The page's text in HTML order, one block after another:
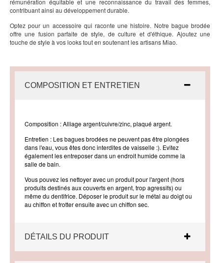
rémunération équitable et une reconnaissance du travail des femmes,
contribuant ainsi au développement durable.
Optez pour un accessoire qui raconte une histoire. Notre bague brodée
offre une fusion parfaite de style, de culture et d'éthique. Ajoutez une
touche de style à vos looks tout en soutenant les artisans Miao.
COMPOSITION ET ENTRETIEN
Composition : Alliage argent/cuivre/zinc, plaqué argent.
Entretien : Les bagues brodées ne peuvent pas être plongées
dans l'eau, vous êtes donc interdites de vaisselle :). Evitez
également les entreposer dans un endroit humide comme la
salle de bain.
Vous pouvez les nettoyer avec un produit pour l'argent (hors
produits destinés aux couverts en argent, trop agressifs) ou
même du dentifrice. Déposer le produit sur le métal au doigt ou
au chiffon et frotter ensuite avec un chiffon sec.
DÉTAILS DU PRODUIT